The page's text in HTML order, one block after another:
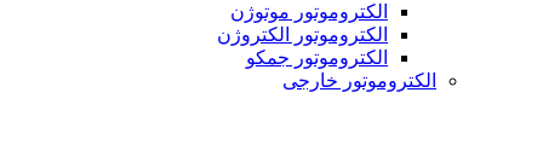
الکتروموتور موتوژن
الکتروموتور الکتروژن
الکتروموتور جمکو
الکتروموتور خارجی